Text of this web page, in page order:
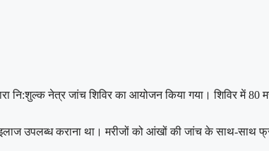
नि:शुल्क नेत्र जांच शिविर का आयोजन किया गया। शिविर में
उपलब्ध कराना था। मरीजों को आंखों की जांच के साथ-साथ